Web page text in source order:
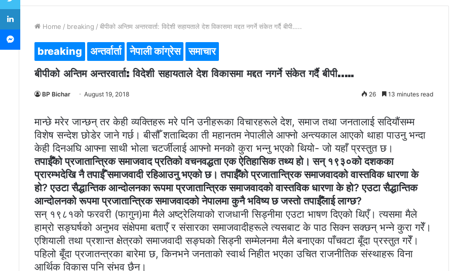
Home / breaking / बीपीको अन्तिम अन्तरवार्ता: विदेशी सहायताले देश विकासमा मद्दत नगर्ने संकेत गर्दै बीपी…..
breaking अन्तर्वार्ता नेपाली कांग्रेस समाचार
बीपीको अन्तिम अन्तरवार्ता: विदेशी सहायताले देश विकासमा मद्दत नगर्ने संकेत गर्दै बीपी…..
BP Bichar August 19, 2018 26 13 minutes read
मान्छे मरेर जान्छन् तर केही व्यक्तिहरू मरे पनि उनीहरूका विचारहरूले देश, समाज तथा जनतालाई सदियौंसम्म
विशेष सन्देश छोडेर जाने गर्छ। बीसौँ शताब्दिका ती महानतम नेपालीले आफ्नो अन्त्यकाल आएको थाहा पाउनु भन्दा
केही दिनअघि आफ्ना साथी भोला चटर्जीलाई आफ्नो मनको कुरा भन्नु भएको थियो- जो यहाँ प्रस्तुत छ।
तपाईँको प्रजातान्त्रिक समाजवाद प्रतिको वचनवद्धता एक ऐतिहासिक तथ्य हो। सन् १९३०को दशकका
प्रारम्भदेखि नै तपाईँ समाजवादी रहिआउनु भएको छ। तपाईँको प्रजातान्त्रिक समाजवादको वास्तविक धारणा के
हो? एउटा सैद्धान्तिक आन्दोलनका रूपमा प्रजातान्त्रिक समाजवादको वास्तविक धारणा के हो? एउटा सैद्धान्तिक
आन्दोलनको रूपमा प्रजातान्त्रिक समाजवादको नेपालमा कुनै भविष्य छ जस्तो तपाईँलाई लाग्छ?
सन् १९८१को फरवरी (फागुन)मा मैले अष्ट्रेलियाको राजधानी सिड्नीमा एउटा भाषण दिएको थिएँ। त्यसमा मैले
हाम्रो सङ्घर्षको अनुभव संक्षेपमा बताएँ र संसारका समाजवादीहरूले त्यसबाट के पाठ सिक्न सक्छन् भन्‍ने कुरा गरेँ।
एशियाली तथा प्रशान्त क्षेत्रको समाजवादी सङ्घको सिड्नी सम्मेलनमा मैले बनाएका पाँचवटा बूँदा प्रस्तुत गरेँ।
पहिलो बूँदा प्रजातन्त्रका बारेमा छ, किनभने जनताको स्वार्थ निहीत भएका उचित राजनीतिक संस्थाहरू विना
आर्थिक विकास पनि संभव छैन।
LinkedIn
Messenger